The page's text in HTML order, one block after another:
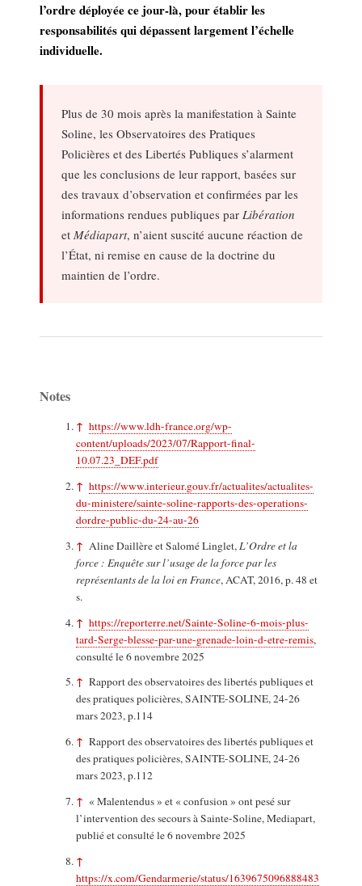
l’ordre déployée ce jour-là, pour établir les
responsabilités qui dépassent largement l’échelle
individuelle.
Plus de 30 mois après la manifestation à Sainte
Soline, les Observatoires des Pratiques
Policières et des Libertés Publiques s’alarment
que les conclusions de leur rapport, basées sur
des travaux d’observation et confirmées par les
informations rendues publiques par Libération
et Médiapart, n’aient suscité aucune réaction de
l’État, ni remise en cause de la doctrine du
maintien de l’ordre.
Notes
↑ https://www.ldh-france.org/wp-
content/uploads/2023/07/Rapport-final-
10.07.23_DEF.pdf
↑ https://www.interieur.gouv.fr/actualites/actualites-
du-ministere/sainte-soline-rapports-des-operations-
dordre-public-du-24-au-26
↑ Aline Daillère et Salomé Linglet,L’Ordre et la
force : Enquête sur l’usage de la force par les
représentants de la loi en France, ACAT, 2016, p. 48 et
s.
↑ https://reporterre.net/Sainte-Soline-6-mois-plus-
tard-Serge-blesse-par-une-grenade-loin-d-etre-remis,
consulté le 6 novembre 2025
↑ Rapport des observatoires des libertés publiques et
des pratiques policières, SAINTE-SOLINE, 24-26
mars 2023, p.114
↑ Rapport des observatoires des libertés publiques et
des pratiques policières, SAINTE-SOLINE, 24-26
mars 2023, p.112
↑ « Malentendus » et « confusion » ont pesé sur
l’intervention des secours à Sainte-Soline, Mediapart,
publié et consulté le 6 novembre 2025
↑
https://x.com/Gendarmerie/status/1639675096888483